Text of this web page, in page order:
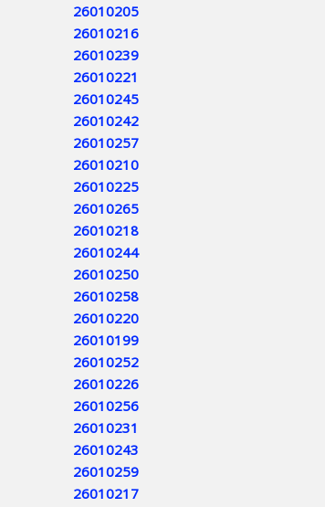
26010205
26010216
26010239
26010221
26010245
26010242
26010257
26010210
26010225
26010265
26010218
26010244
26010250
26010258
26010220
26010199
26010252
26010226
26010256
26010231
26010243
26010259
26010217